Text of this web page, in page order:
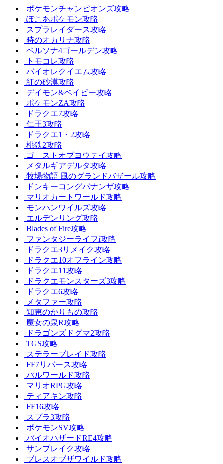
ポケモンチャンピオンズ攻略
ぽこあポケモン攻略
スプラレイダース攻略
時のオカリナ攻略
ペルソナ4ゴールデン攻略
トモコレ攻略
バイオレクイエム攻略
紅の砂漠攻略
デイモン&ベイビー攻略
ポケモンZA攻略
ドラクエ7攻略
仁王3攻略
ドラクエ1・2攻略
桃鉄2攻略
ゴーストオブヨウテイ攻略
メタルギアデルタ攻略
牧場物語 風のグランドバザール攻略
ドンキーコングバナンザ攻略
マリオカートワールド攻略
モンハンワイルズ攻略
エルデンリング攻略
Blades of Fire攻略
ファンタジーライフi攻略
ドラクエ3リメイク攻略
ドラクエ10オフライン攻略
ドラクエ11攻略
ドラクエモンスターズ3攻略
ドラクエ6攻略
メタファー攻略
知恵のかりもの攻略
魔女の泉R攻略
ドラゴンズドグマ2攻略
TGS攻略
ステラーブレイド攻略
FF7リバース攻略
パルワールド攻略
マリオRPG攻略
ティアキン攻略
FF16攻略
スプラ3攻略
ポケモンSV攻略
バイオハザードRE4攻略
サンブレイク攻略
ブレスオブザワイルド攻略